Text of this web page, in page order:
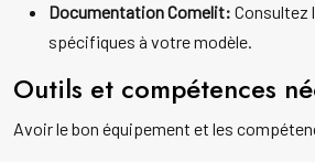
Documentation Comelit: Consultez
spécifiques à votre modèle.
Outils et compétences
Avoir le bon équipement et les